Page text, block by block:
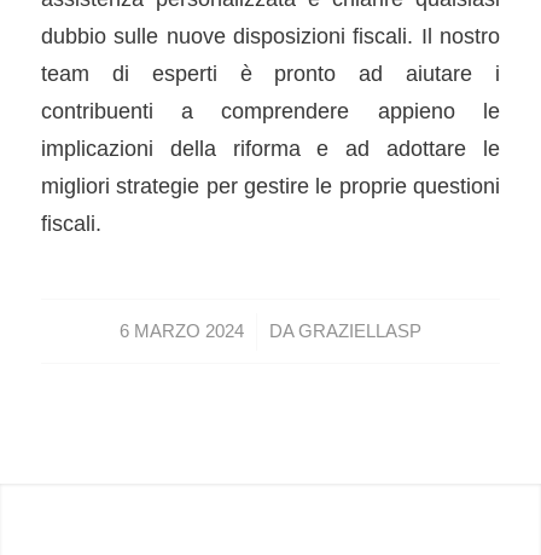
dubbio sulle nuove disposizioni fiscali. Il nostro
team di esperti è pronto ad aiutare i
contribuenti a comprendere appieno le
implicazioni della riforma e ad adottare le
migliori strategie per gestire le proprie questioni
fiscali.
6 MARZO 2024
/ DAGRAZIELLASP